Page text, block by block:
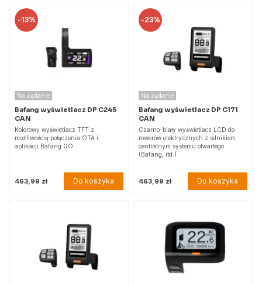
-13%
Na żądanie
Bafang wyświetlacz DP C245
CAN
Kolorowy wyświetlacz TFT z
możliwością połączenia OTA i
aplikacji Bafang GO
463,99 zł Do koszyka
-23%
Na żądanie
Bafang wyświetlacz DP C171
CAN
Czarno-biały wyświetlacz LCD do
rowerów elektrycznych z silnikiem
centralnym systemu otwartego
(Bafang, itd.)
463,99 zł Do koszyka